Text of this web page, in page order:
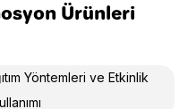
Ürünleri